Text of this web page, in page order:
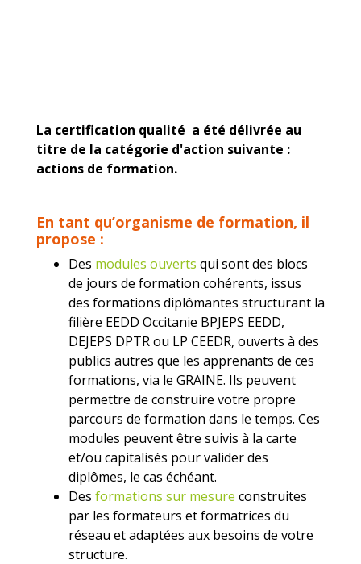
La certification qualité a été délivrée au
titre de la catégorie d'action suivante :
actions de formation.
En tant qu’organisme de formation, il
propose :
Des modules ouverts qui sont des blocs
de jours de formation cohérents, issus
des formations diplômantes structurant la
filière EEDD Occitanie BPJEPS EEDD,
DEJEPS DPTR ou LP CEEDR, ouverts à des
publics autres que les apprenants de ces
formations, via le GRAINE. Ils peuvent
permettre de construire votre propre
parcours de formation dans le temps. Ces
modules peuvent être suivis à la carte
et/ou capitalisés pour valider des
diplômes, le cas échéant.
Des formations sur mesure construites
par les formateurs et formatrices du
réseau et adaptées aux besoins de votre
structure.